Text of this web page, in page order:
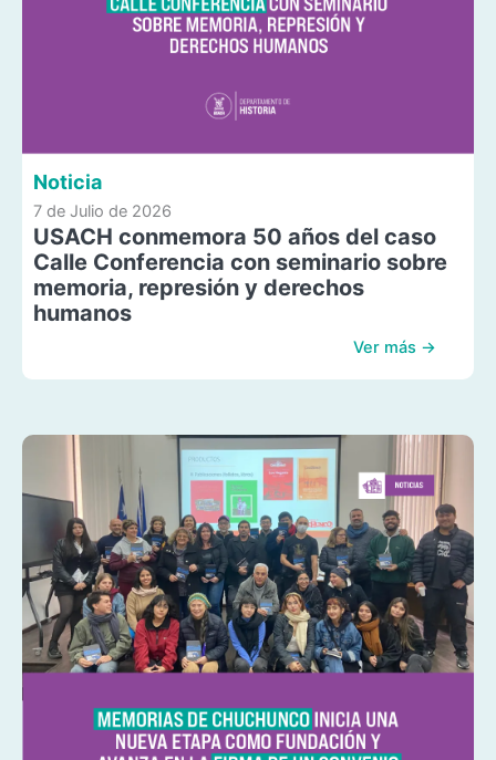
Noticia
7 de Julio de 2026
USACH conmemora 50 años del caso
Calle Conferencia con seminario sobre
memoria, represión y derechos
humanos
Ver más →